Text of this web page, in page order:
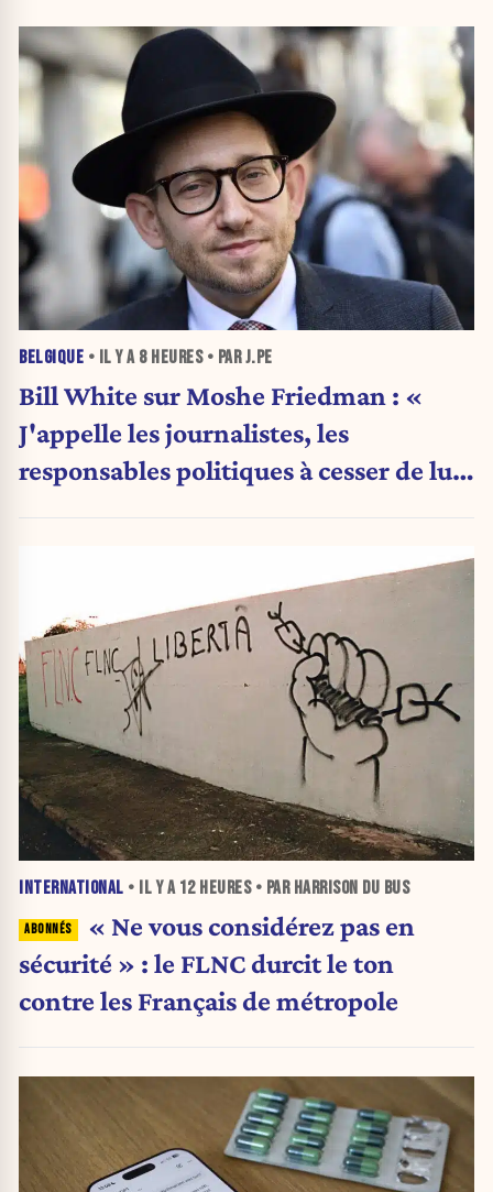
BELGIQUE • IL Y A 8 HEURES• PAR J.PE
Bill White sur Moshe Friedman : «
J'appelle les journalistes, les
responsables politiques à cesser de lui
INTERNATIONAL • IL Y A 12 HEURES• PAR HARRISON DU BUS
« Ne vous considérez pas en
sécurité » : le FLNC durcit le ton
contre les Français de métropole